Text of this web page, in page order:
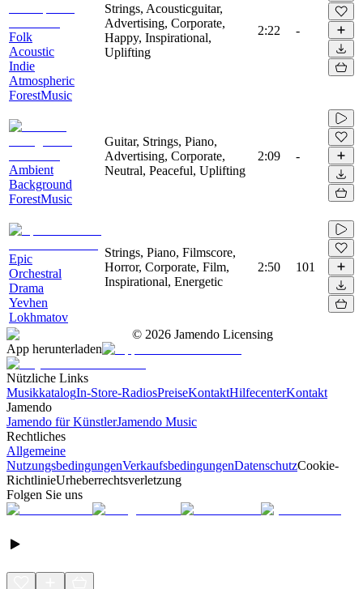
Folk
Acoustic
Indie
Atmospheric
ForestMusic
Strings, Acousticguitar,
Advertising, Corporate,
Happy, Inspirational,
Uplifting
2:22 -
Ambient
Background
ForestMusic
Guitar, Strings, Piano,
Advertising, Corporate,
Neutral, Peaceful, Uplifting
2:09 -
Epic
Orchestral
Drama
Yevhen
Lokhmatov
Strings, Piano, Filmscore,
Horror, Corporate, Film,
Inspirational, Energetic
2:50 101
© 2026 Jamendo Licensing
App herunterladen
Nützliche Links
MusikkatalogIn-Store-RadiosPreiseKontaktHilfecenterKontakt
Jamendo
Jamendo für KünstlerJamendo Music
Rechtliches
Allgemeine
NutzungsbedingungenVerkaufsbedingungenDatenschutzCookie-
RichtlinieUrheberrechtsverletzung
Folgen Sie uns